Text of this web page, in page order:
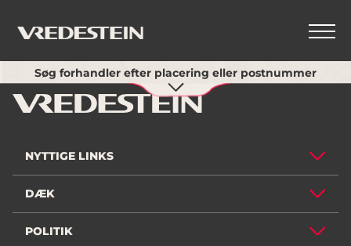
Brug min nuværende placering
Søg forhandler efter placering eller postnummer
TILBAGE
NYTTIGE LINKS
DÆK
POLITIK